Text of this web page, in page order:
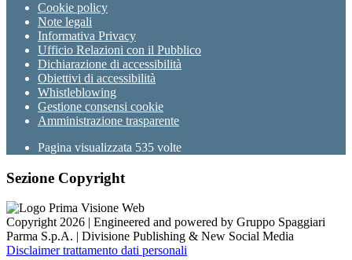
Cookie policy
Note legali
Informativa Privacy
Ufficio Relazioni con il Pubblico
Dichiarazione di accessibilità
Obiettivi di accessibilità
Whistleblowing
Gestione consensi cookie
Amministrazione trasparente
Pagina visualizzata 535 volte
Sezione Copyright
Copyright 2026 | Engineered and powered by Gruppo Spaggiari
Parma S.p.A. | Divisione Publishing & New Social Media
Disclaimer trattamento dati personali